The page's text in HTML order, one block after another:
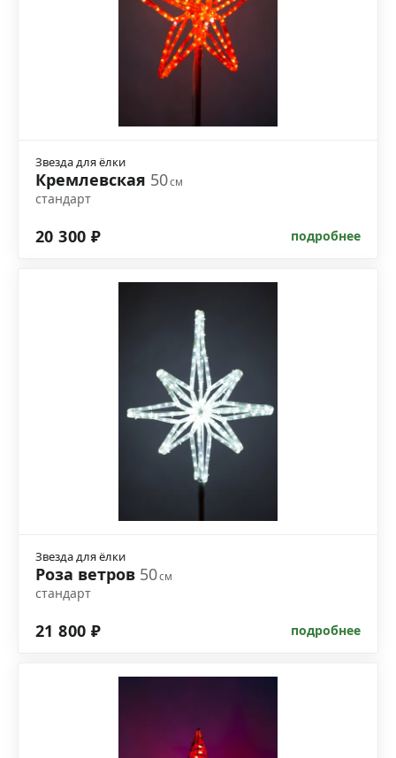
Звезда для ёлки
Кремлевская 50см
стандарт
20 300 ₽ подробнее
Звезда для ёлки
Роза ветров 50см
стандарт
21 800 ₽ подробнее